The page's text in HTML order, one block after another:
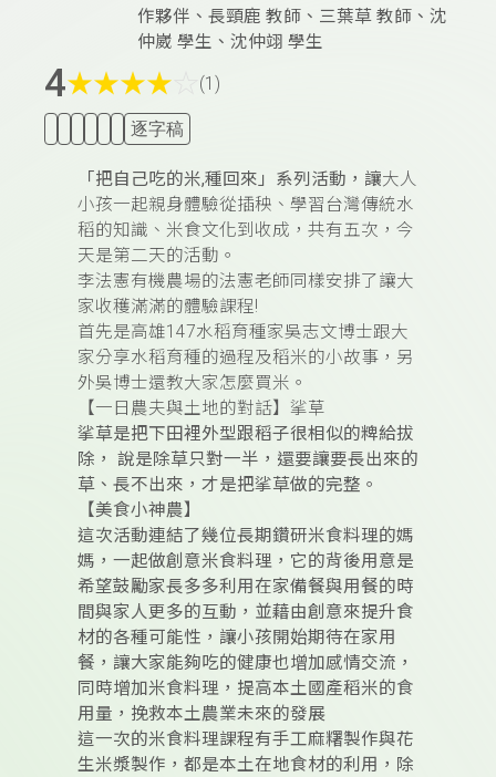
作夥伴、長頸鹿 教師、三葉草 教師、沈
仲崴 學生、沈仲翊 學生
4★★★★ (1)
逐字稿
「把自己吃的米,種回來」系列活動，讓大人
小孩一起親身體驗從插秧、學習台灣傳統水
稻的知識、米食文化到收成，共有五次，今
天是第二天的活動。
李法憲有機農場的法憲老師同樣安排了讓大
家收穫滿滿的體驗課程!
首先是高雄147水稻育種家吳志文博士跟大
家分享水稻育種的過程及稻米的小故事，另
外吳博士還教大家怎麼買米。
【一日農夫與土地的對話】挲草
挲草是把下田裡外型跟稻子很相似的粺給拔
除， 說是除草只對一半，還要讓要長出來的
草、長不出來，才是把挲草做的完整。
【美食小神農】
這次活動連結了幾位長期鑽研米食料理的媽
媽，一起做創意米食料理，它的背後用意是
希望鼓勵家長多多利用在家備餐與用餐的時
間與家人更多的互動，並藉由創意來提升食
材的各種可能性，讓小孩開始期待在家用
餐，讓大家能夠吃的健康也增加感情交流，
同時增加米食料理，提高本土國產稻米的食
用量，挽救本土農業未來的發展
這一次的米食料理課程有手工麻糬製作與花
生米漿製作，都是本土在地食材的利用，除